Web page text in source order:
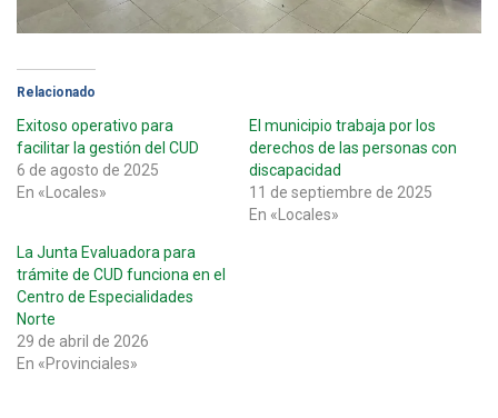
Relacionado
Exitoso operativo para
facilitar la gestión del CUD
6 de agosto de 2025
En «Locales»
El municipio trabaja por los
derechos de las personas con
discapacidad
11 de septiembre de 2025
En «Locales»
La Junta Evaluadora para
trámite de CUD funciona en el
Centro de Especialidades
Norte
29 de abril de 2026
En «Provinciales»